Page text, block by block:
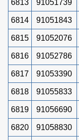
6813 91051739
6814 91051843
6815 91052076
6816 91052786
6817 91053390
6818 91055833
6819 91056690
6820 91058830